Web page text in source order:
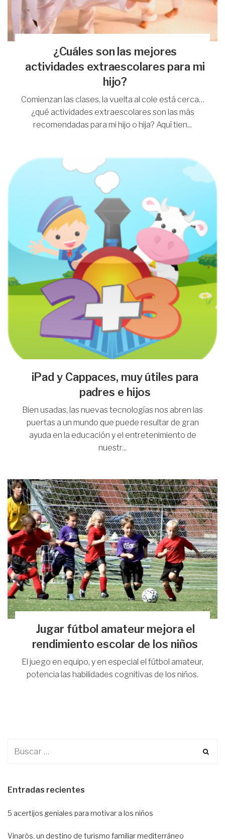
¿Cuáles son las mejores
actividades extraescolares para mi
hijo?
Comienzan las clases, la vuelta al cole está cerca…
¿qué actividades extraescolares son las más
recomendadas para mi hijo o hija? Aquí tien...
iPad y Cappaces, muy útiles para
padres e hijos
Bien usadas, las nuevas tecnologías nos abren las
puertas a un mundo que puede resultar de gran
ayuda en la educación y el entretenimiento de
nuestr...
Jugar fútbol amateur mejora el
rendimiento escolar de los niños
El juego en equipo, y en especial el fútbol amateur,
potencia las habilidades cognitivas de los niños.
Entradas recientes
5 acertijos geniales para motivar a los niños
Vinaròs, un destino de turismo familiar mediterráneo